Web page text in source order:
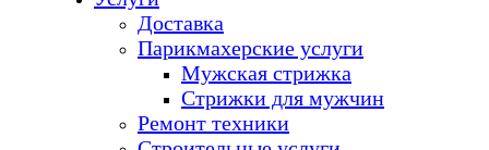
Доставка
Парикмахерские услуги
Мужская стрижка
Стрижки для мужчин
Ремонт техники